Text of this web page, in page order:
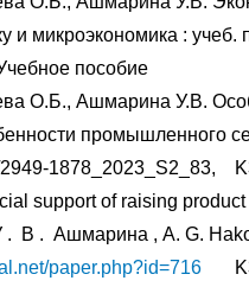
и микроэкономика :
пособие
О.Б., Ашмарина У.В.
промышленного
1878_2023_S2_83,
support of raising
. В . Ашмарина , A. G.
paper.php?id=716